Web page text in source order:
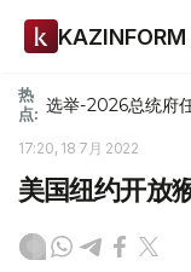
KAZINFORM
热
点: 选举-2026总统府
17:20, 18 7月 2022
美国纽约开放